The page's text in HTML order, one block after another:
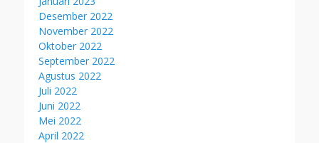
Desember 2022
November 2022
Oktober 2022
September 2022
Agustus 2022
Juli 2022
Juni 2022
Mei 2022
April 2022